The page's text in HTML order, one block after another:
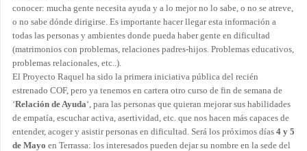
conocer: mucha gente necesita ayuda y a lo mejor no lo sabe, o no se atreve,
o no sabe dónde dirigirse. Es importante hacer llegar esta información a
todas las personas y ambientes donde pueda haber gente en dificultad
(matrimonios con problemas, relaciones padres-hijos. Problemas educativos,
problemas relacionales, etc..).
El Proyecto Raquel ha sido la primera iniciativa pública del recién
estrenado COF, pero ya tenemos en cartera otro curso de fin de semana de
‘Relación de Ayuda‘, para las personas que quieran mejorar sus habilidades
de empatía, escuchar activa, asertividad, etc. que nos hacen más capaces de
entender, acoger y asistir personas en dificultad. Será los próximos días 4 y 5
de Mayo en Terrassa: los interesados pueden dejar su nombre en la sede del